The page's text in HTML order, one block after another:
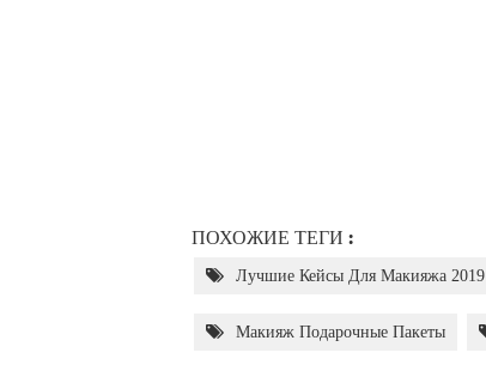
ПОХОЖИЕ ТЕГИ :
Лучшие Кейсы Для Макияжа 2019
Макияж Подарочные Пакеты